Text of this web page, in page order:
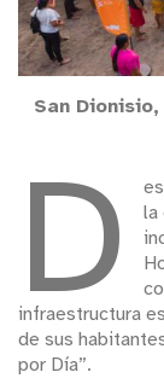
San
D
la
infraestructura
de sus
por Día”.